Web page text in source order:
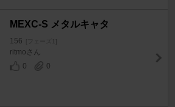
MEXC-S メタルキャタ
156 [フェーズ1]
ritmoさん
0
0